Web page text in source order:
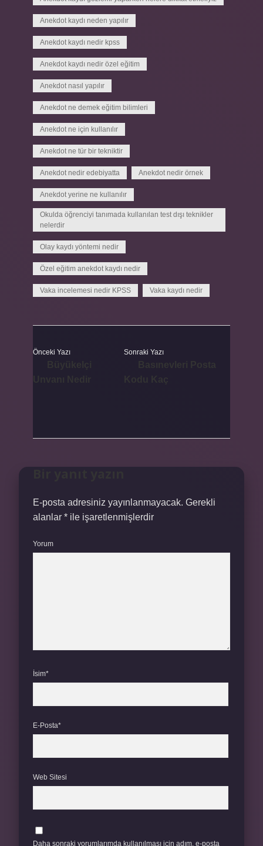
Anekdot kaydı neden yapılır
Anekdot kaydı nedir kpss
Anekdot kaydı nedir özel eğitim
Anekdot nasıl yapılır
Anekdot ne demek eğitim bilimleri
Anekdot ne için kullanılır
Anekdot ne tür bir tekniktir
Anekdot nedir edebiyatta Anekdot nedir örnek
Anekdot yerine ne kullanılır
Okulda öğrenciyi tanımada kullanılan test dışı teknikler
nelerdir
Olay kaydı yöntemi nedir
Özel eğitim anekdot kaydı nedir
Vaka incelemesi nedir KPSS Vaka kaydı nedir
Önceki Yazı Sonraki Yazı
E-posta adresiniz yayınlanmayacak. Gerekli
alanlar * ile işaretlenmişlerdir
Yorum
İsim*
E-Posta*
Web Sitesi
Daha sonraki yorumlarımda kullanılması için adım, e-posta